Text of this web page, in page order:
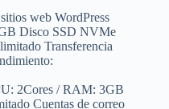
web WordPress
Disco SSD NVMe
Transferencia
2Cores / RAM: 3GB
Cuentas de correo